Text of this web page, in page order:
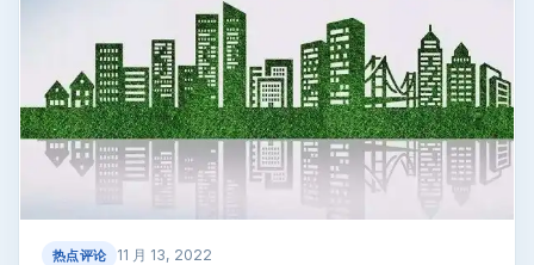
热点评论 11 月 13, 2022